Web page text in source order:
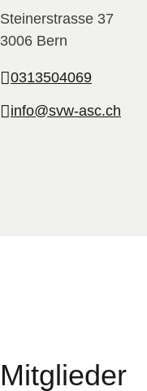
Steinerstrasse 37
3006 Bern
0313504069
info@svw-asc.ch
Mitglieder